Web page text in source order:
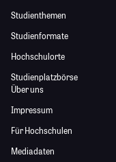
Studienthemen
Studienformate
Hochschulorte
Studienplatzbörse
Über uns
Impressum
Für Hochschulen
Mediadaten